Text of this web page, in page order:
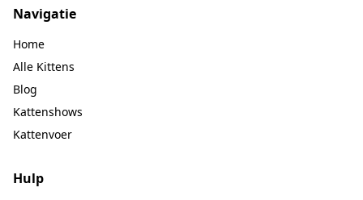
Navigatie
Home
Alle Kittens
Blog
Kattenshows
Kattenvoer
Hulp